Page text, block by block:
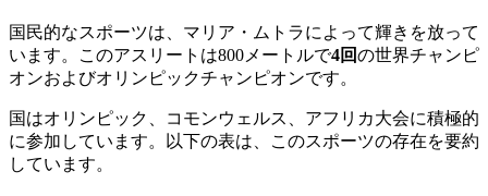
国民的なスポーツは、マリア・ムトラによって輝きを放って
います。このアスリートは800メートルで4回の世界チャンピ
オンおよびオリンピックチャンピオンです。
国はオリンピック、コモンウェルス、アフリカ大会に積極的
に参加しています。以下の表は、このスポーツの存在を要約
しています。